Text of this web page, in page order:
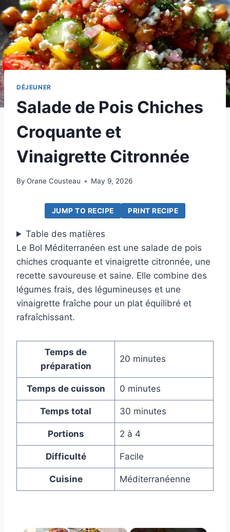
DÉJEUNER
Salade de Pois Chiches
Croquante et
Vinaigrette Citronnée
By Orane Cousteau May 9, 2026
JUMP TO RECIPE PRINT RECIPE
Table des matières
Le Bol Méditerranéen est une salade de pois
chiches croquante et vinaigrette citronnée, une
recette savoureuse et saine. Elle combine des
légumes frais, des légumineuses et une
vinaigrette fraîche pour un plat équilibré et
rafraîchissant.
Temps de
préparation
20 minutes
Temps de cuisson 0 minutes
Temps total 30 minutes
Portions 2 à 4
Difficulté Facile
Cuisine Méditerranéenne